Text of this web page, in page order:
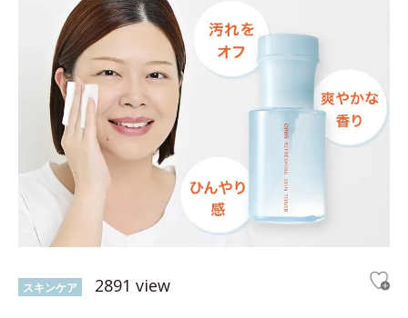
スキンケア 2891 view